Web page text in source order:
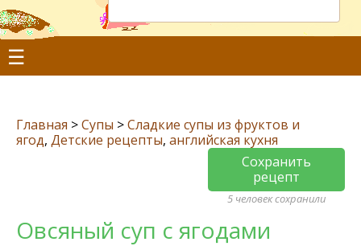
☰
Главная >Супы >Сладкие супы из фруктов и
ягод, Детские рецепты, английская кухня
Сохранить
рецепт
5 человек сохранили
Овсяный суп с ягодами